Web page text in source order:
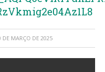
DE MARÇO DE 2025